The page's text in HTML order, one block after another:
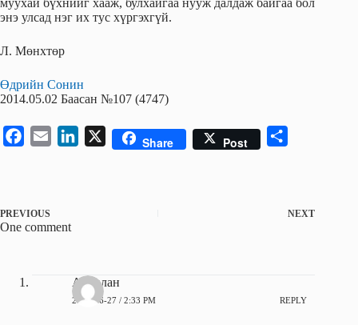
муухай бүхнийг хааж, булхайгаа нууж далдаж байгаа бол
энэ улсад нэг их тус хүргэхгүй.
Л. Мөнхтөр
Өдрийн Сонин
2014.05.02 Баасан №107 (4747)
b
n
X Share Post
e
PREVIOUS NEXT
One comment
Амгалан
2014-06-27 / 2:33 PM REPLY